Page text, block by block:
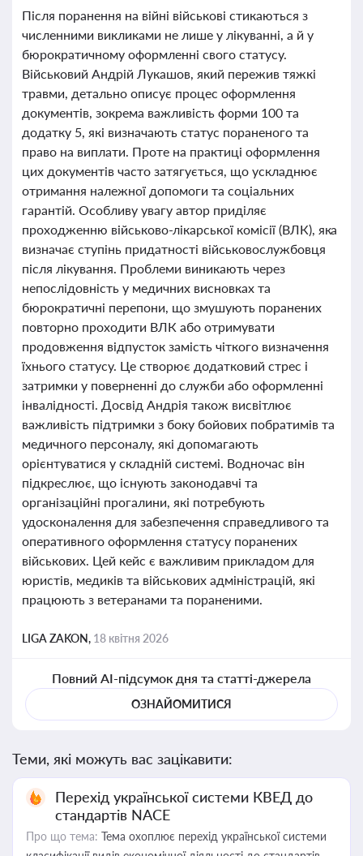
Після поранення на війні військові стикаються з
численними викликами не лише у лікуванні, а й у
бюрократичному оформленні свого статусу.
Військовий Андрій Лукашов, який пережив тяжкі
травми, детально описує процес оформлення
документів, зокрема важливість форми 100 та
додатку 5, які визначають статус пораненого та
право на виплати. Проте на практиці оформлення
цих документів часто затягується, що ускладнює
отримання належної допомоги та соціальних
гарантій. Особливу увагу автор приділяє
проходженню військово-лікарської комісії (ВЛК), яка
визначає ступінь придатності військовослужбовця
після лікування. Проблеми виникають через
непослідовність у медичних висновках та
бюрократичні перепони, що змушують поранених
повторно проходити ВЛК або отримувати
продовження відпусток замість чіткого визначення
їхнього статусу. Це створює додатковий стрес і
затримки у поверненні до служби або оформленні
інвалідності. Досвід Андрія також висвітлює
важливість підтримки з боку бойових побратимів та
медичного персоналу, які допомагають
орієнтуватися у складній системі. Водночас він
підкреслює, що існують законодавчі та
організаційні прогалини, які потребують
удосконалення для забезпечення справедливого та
оперативного оформлення статусу поранених
військових. Цей кейс є важливим прикладом для
юристів, медиків та військових адміністрацій, які
працюють з ветеранами та пораненими.
LIGA ZAKON, 18 квітня 2026
Повний AI-підсумок дня та статті-джерела
ОЗНАЙОМИТИСЯ
Теми, які можуть вас зацікавити:
Перехід української системи КВЕД до
стандартів NACE
Про що тема: Тема охоплює перехід української системи